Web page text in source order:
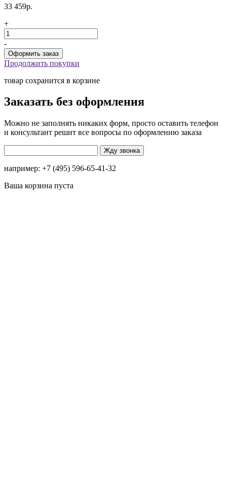
33 459р.
+
-
Продолжить покупки
товар сохранится в корзине
Заказать без оформления
Можно не заполнять никаких форм, просто оставить телефон
и консультант решит все вопросы по оформлению заказа
например: +7 (495) 596-65-41-32
Ваша корзина пуста